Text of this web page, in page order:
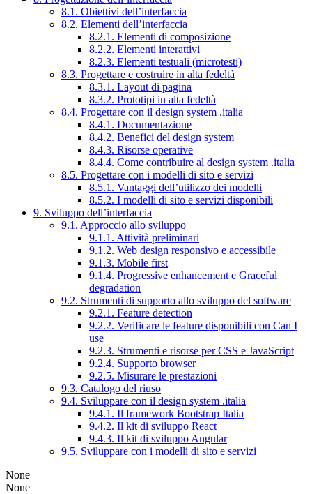
8.1. Obiettivi dell’interfaccia
8.2. Elementi dell’interfaccia
8.2.1. Elementi di composizione
8.2.2. Elementi interattivi
8.2.3. Elementi testuali (microtesti)
8.3. Progettare e costruire in alta fedeltà
8.3.1. Layout di pagina
8.3.2. Prototipi in alta fedeltà
8.4. Progettare con il design system .italia
8.4.1. Documentazione
8.4.2. Benefici del design system
8.4.3. Risorse operative
8.4.4. Come contribuire al design system .italia
8.5. Progettare con i modelli di sito e servizi
8.5.1. Vantaggi dell’utilizzo dei modelli
8.5.2. I modelli di sito e servizi disponibili
9. Sviluppo dell’interfaccia
9.1. Approccio allo sviluppo
9.1.1. Attività preliminari
9.1.2. Web design responsivo e accessibile
9.1.3. Mobile first
9.1.4. Progressive enhancement e Graceful
degradation
9.2. Strumenti di supporto allo sviluppo del software
9.2.1. Feature detection
9.2.2. Verificare le feature disponibili con Can I
use
9.2.3. Strumenti e risorse per CSS e JavaScript
9.2.4. Supporto browser
9.2.5. Misurare le prestazioni
9.3. Catalogo del riuso
9.4. Sviluppare con il design system .italia
9.4.1. Il framework Bootstrap Italia
9.4.2. Il kit di sviluppo React
9.4.3. Il kit di sviluppo Angular
9.5. Sviluppare con i modelli di sito e servizi
None
None